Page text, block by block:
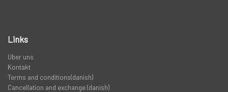
Links
Uber uns
Kontakt
Terms and conditions(danish)
Cancellation and exchange (danish)